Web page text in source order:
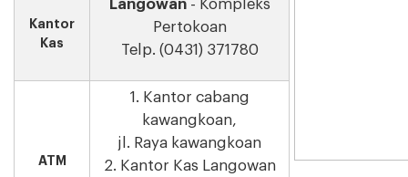
Kantor
Kas
Langowan- Kompleks
Pertokoan
Telp. (0431) 371780
ATM
1. Kantor cabang
kawangkoan,
jl. Raya kawangkoan
2. Kantor Kas Langowan